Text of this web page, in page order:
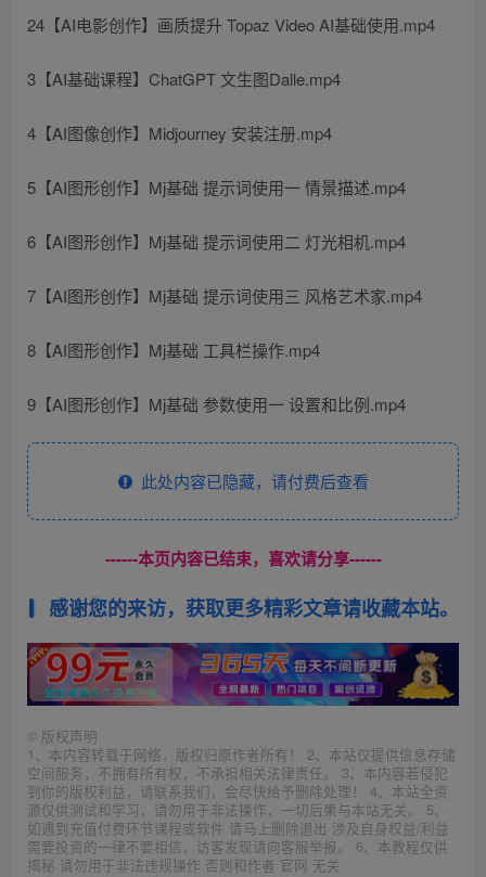
24【AI电影创作】画质提升 Topaz Video AI基础使用.mp4
3【AI基础课程】ChatGPT 文生图Dalle.mp4
4【AI图像创作】Midjourney 安装注册.mp4
5【AI图形创作】Mj基础 提示词使用一 情景描述.mp4
6【AI图形创作】Mj基础 提示词使用二 灯光相机.mp4
7【AI图形创作】Mj基础 提示词使用三 风格艺术家.mp4
8【AI图形创作】Mj基础 工具栏操作.mp4
9【AI图形创作】Mj基础 参数使用一 设置和比例.mp4
此处内容已隐藏，请付费后查看
------本页内容已结束，喜欢请分享------
感谢您的来访，获取更多精彩文章请收藏本站。
© 版权声明
1、本内容转载于网络，版权归原作者所有！ 2、本站仅提供信息存储
空间服务，不拥有所有权，不承担相关法律责任。 3、本内容若侵犯
到你的版权利益，请联系我们，会尽快给予删除处理！ 4、本站全资
源仅供测试和学习，请勿用于非法操作，一切后果与本站无关。 5、
如遇到充值付费环节课程或软件 请马上删除退出 涉及自身权益/利益
需要投资的一律不要相信，访客发现请向客服举报。 6、本教程仅供
揭秘 请勿用于非法违规操作 否则和作者 官网 无关